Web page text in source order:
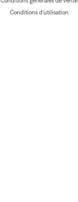
Conditions d'utilisation